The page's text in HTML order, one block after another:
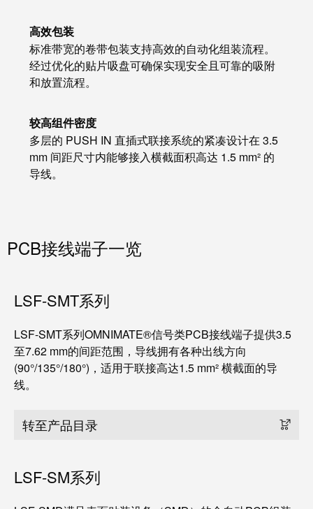
高效包装
标准带宽的卷带包装支持高效的自动化组装流程。
经过优化的贴片吸盘可确保实现安全且可靠的吸附
和放置流程。
较高组件密度
多层的 PUSH IN 直插式联接系统的紧凑设计在 3.5
mm 间距尺寸内能够接入横截面积高达 1.5 mm² 的
导线。
PCB接线端子一览
LSF-SMT系列
LSF-SMT系列OMNIMATE®信号类PCB接线端子提供3.5
至7.62 mm的间距范围，导线拥有各种出线方向
(90°/135°/180°)，适用于联接高达1.5 mm² 横截面的导
线。
转至产品目录
LSF-SM系列